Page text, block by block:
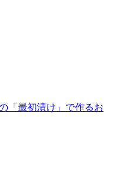
「最初漬け」で作るお